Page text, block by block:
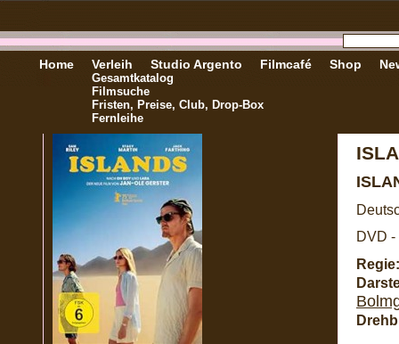
Home Verleih
Gesamtkatalog
Filmsuche
Fristen, Preise, Club, Drop-Box
Fernleihe
Studio Argento Filmcafé Shop
DVD -
Regie: